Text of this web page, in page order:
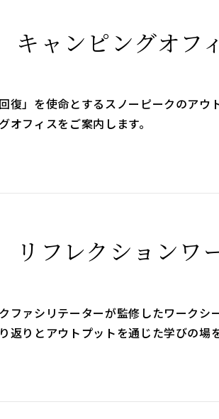
キャンピングオフ
回復」を使命とするスノーピークのアウ
オフィスをご案内します。
リフレクションワ
ファシリテーターが監修したワークシ
返りとアウトプットを通じた学びの場